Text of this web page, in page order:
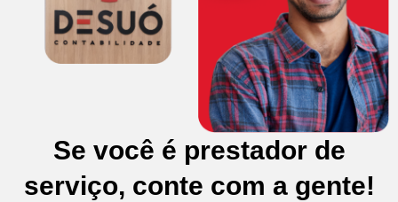
Se você é prestador de
serviço, conte com a gente!